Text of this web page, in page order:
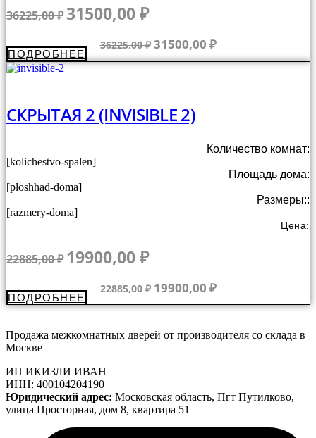
36225,00₽ Первоначальная
цена
составляла
36225,00 ₽.
31500,00₽Текущая
31500,00 ₽.
36225,00₽ Первоначальная
цена
составляла
31500,00 ₽Текущая
цена:
31500,00 ₽.
ПОДРОБНЕЕ
СКРЫТАЯ 2 (INVISIBLE 2)
Количество комнат:
[kolichestvo-spalen]
Площадь дома:
[ploshhad-doma]
Размеры::
[razmery-doma]
Цена:
22885,00₽ Первоначальная
цена
составляла
22885,00 ₽.
19900,00₽Текущая
19900,00 ₽.
22885,00₽ Первоначальная
составляла
19900,00 ₽Текущая
19900,00 ₽.
ПОДРОБНЕЕ
Продажа межкомнатных дверей от производителя со склада в
Москве
ИП ИКИЗЛИ ИВАН
ИНН: 400104204190
Юридический адрес: Московская область, Пгт Путилково,
улица Просторная, дом 8, квартира 51